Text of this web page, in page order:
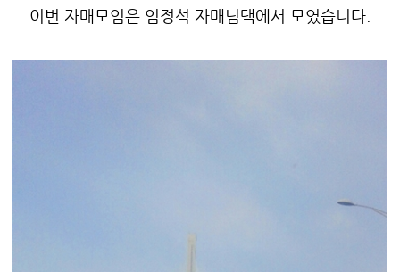
이번 자매모임은 임정석 자매님댁에서 모였습니다.